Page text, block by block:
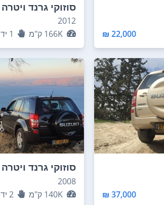
22,000 ₪
סוזוקי גרנד ויטרה
2012
166K ק"מ 1 יד
37,000 ₪
סוזוקי גרנד ויטרה
2008
140K ק"מ 2יד